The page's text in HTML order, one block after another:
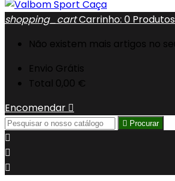
shopping_cartCarrinho: 0
Não existem mais artigos no
Envio Grátis
Total 0,00 €
Encomendar 
 Procurar


